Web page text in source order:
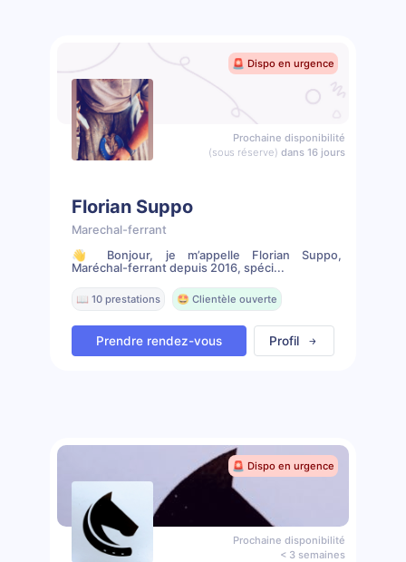
🚨 Dispo en urgence
Prochaine disponibilité
(sous réserve) dans 16 jours
Florian Suppo
Marechal-ferrant
👋 Bonjour, je m’appelle Florian Suppo,
Maréchal-ferrant depuis 2016, spéci...
📖 10 prestations 🤩 Clientèle ouverte
Prendre rendez-vous Profil
🚨 Dispo en urgence
Prochaine disponibilité
< 3 semaines